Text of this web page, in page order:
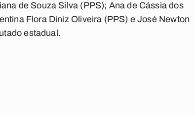
de Souza Silva (PPS); Ana de Cássia dos
Flora Diniz Oliveira (PPS) e José Newton
estadual.